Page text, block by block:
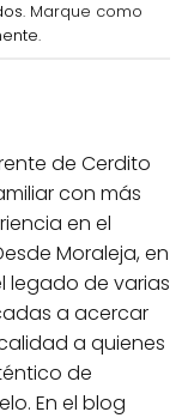
. Marque como
.
de Cerdito
con más
en el
Moraleja, en
legado de varias
a acercar
a quienes
de
En el blog